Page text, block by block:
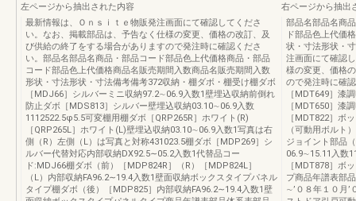
左ページから抽出された内容
最新情報は、Ｏｎｓｉｔｅ物販発注画面にて確認してくださ
い。なお、掲載部品は、予告なく仕様の変更、価格の改訂、及
び供給の終了をする場合がありますので発注時に確認くださ
い。部品名部品名商品・部品コード部品色上代価格商品・部品
コード部品色上代価格商品名販売期間入数商品名販売期間入数
形状・寸法形状・寸法備考備考372収納・棚ダボ・棚受け棚ダボ
［MDJ66］シルバーミニ収納97.2∼06.9入数1壁埋込収納前倒れ
防止ダボ［MDS813］シルバー壁埋込収納03.10∼06.9入数
1112522.5φ5.5可変棚用棚ダボ［QRP265R］ホワイト(R)
［QRP265L］ホワイト(L)壁埋込収納03.10∼06.9入数1写真は右
側（R）左側（L）は写真と対称431023.5棚ダボ［MDP269］シ
ルバー代替対応内部収納DX92.5∼05.2入数1代替品コー
ド:MDJ66棚ダボ（前）［MDP824R］（R）［MDP824L］
（L）内部収納FA96.2∼19.4入数1壁面収納ボックスタイプパネル
タイプ棚ダボ（後）［MDP825］内部収納FA96.2∼19.4入数1壁
右ページから抽出
部品名部品名商
ド部品色上代価
状・寸法形状・
注画面にて確認
様の変更、価格
ので発注時に確
［MDT649］漆
［MDT650］漆
［MDT822］ボ
（可動用ボルト
ジョイント部品
06.9∼15.11入数
［MDT878］ボ
プ商品年譜表部
∼’０８年１０月’